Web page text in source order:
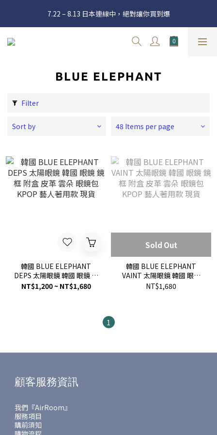
官網三週年 8月滿額送購物金 - 滿 $2000 送 $60 / 滿 $4000 送 $300
/ 滿 $10000 送 $1500
7.22 – 8.13 日本連線中，絕對讓你買到爆
/ 滿 $10000 送 $1500
BLUE ELEPHANT
Filter
Sort by 48 Items per page
韓國 BLUE ELEPHANT
DEPS 太陽眼鏡 韓國 眼鏡 鏡
框 附盒 皮革 雲朵 眼鏡包
NT$1,200 ~ NT$1,680
Sold Out
韓國 BLUE ELEPHANT
VAINT 太陽眼鏡 韓國 眼鏡
鏡框 附盒 皮革 雲朵 眼鏡包
NT$1,680
1
顧客服務資訊
我們『AirRoom』
服務項目
購前須知